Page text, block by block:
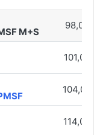
M+S
98,00 €
101,00 €
104,00 €
114,00 €